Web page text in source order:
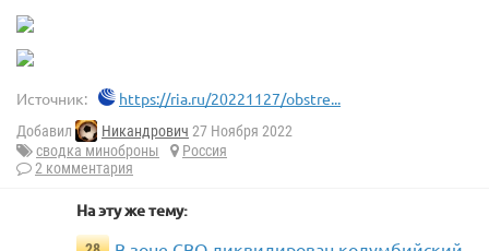
Источник: https://ria.ru/20221127/obstre...
Добавил Никандрович 27 Ноября 2022
сводка миноброны
Россия
2 комментария
На эту же тему: